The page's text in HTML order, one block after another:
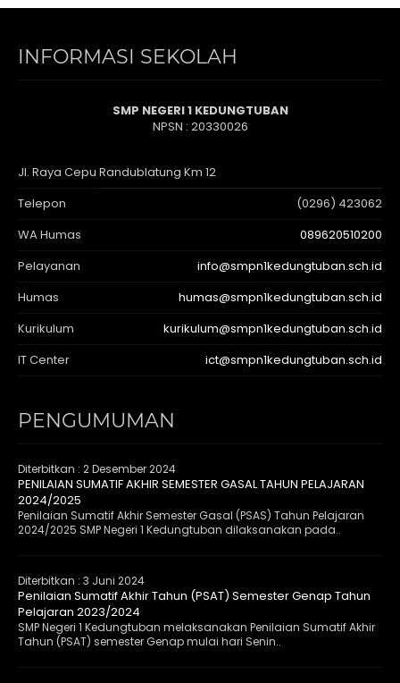
INFORMASI SEKOLAH
SMP NEGERI 1 KEDUNGTUBAN
NPSN : 20330026
Jl. Raya Cepu Randublatung Km 12
Telepon
(0296) 423062
WA Humas
089620510200
Pelayanan
info@smpn1kedungtuban.sch.id
Humas
humas@smpn1kedungtuban.sch.id
Kurikulum
kurikulum@smpn1kedungtuban.sch.id
IT Center
ict@smpn1kedungtuban.sch.id
PENGUMUMAN
Diterbitkan : 2 Desember 2024
PENILAIAN SUMATIF AKHIR SEMESTER GASAL TAHUN PELAJARAN
2024/2025
Penilaian Sumatif Akhir Semester Gasal (PSAS) Tahun Pelajaran
2024/2025 SMP Negeri 1 Kedungtuban dilaksanakan pada..
Diterbitkan : 3 Juni 2024
Penilaian Sumatif Akhir Tahun (PSAT) Semester Genap Tahun
Pelajaran 2023/2024
SMP Negeri 1 Kedungtuban melaksanakan Penilaian Sumatif Akhir
Tahun (PSAT) semester Genap mulai hari Senin..